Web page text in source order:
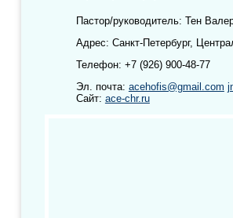
Пастор/руководитель: Тен
Адрес: Санкт-Петербург,
Телефон: +7 (926) 900-48-77
Эл. почта: acehofis@gmail.com
Сайт: ace-chr.ru